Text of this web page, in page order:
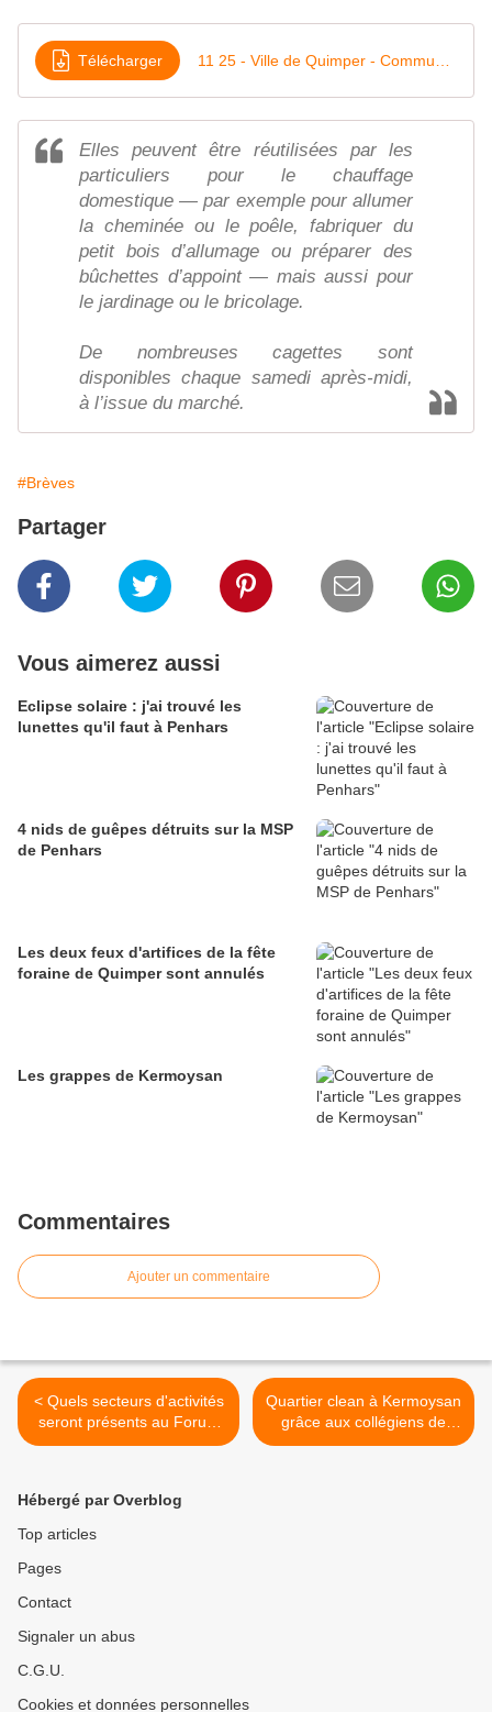
Télécharger
Elles peuvent être réutilisées par les
particuliers pour le chauffage
domestique — par exemple pour allumer
la cheminée ou le poêle, fabriquer du
petit bois d’allumage ou préparer des
bûchettes d’appoint — mais aussi pour
le jardinage ou le bricolage.
De nombreuses cagettes sont
disponibles chaque samedi après-midi,
à l’issue du marché.
#Brèves
Partager
Vous aimerez aussi
Eclipse solaire : j'ai trouvé les
lunettes qu'il faut à Penhars
4 nids de guêpes détruits sur la MSP
de Penhars
Les deux feux d'artifices de la fête
foraine de Quimper sont annulés
Les grappes de Kermoysan
Commentaires
Ajouter un commentaire
< Quels secteurs d'activités
seront présents au Forum
de l'emploi jeudi 4
Quartier clean à Kermoysan
grâce aux collégiens de
Max-Jacob et à la MPT de
Hébergé par Overblog
Top articles
Pages
Contact
Signaler un abus
C.G.U.
Cookies et données personnelles